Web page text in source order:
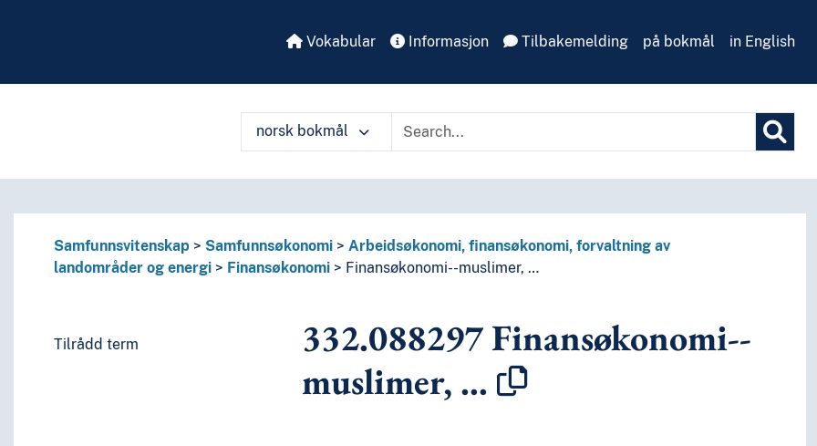
Vokabular Informasjon Tilbakemelding på bokmål in English
norsk bokmål
språks litteraturer, av bestemte litterære former
om de enkelte forfattere
og språkgrupper
av landområder og energi
Samfunnsvitenskap Samfunnsøkonomi
Arbeidsøkonomi, finansøkonomi, forvaltning av
landområder og energi
Finansøkonomi Finansøkonomi--muslimer, …
Tilrådd term 332.088297Finansøkonomi--
muslimer, …